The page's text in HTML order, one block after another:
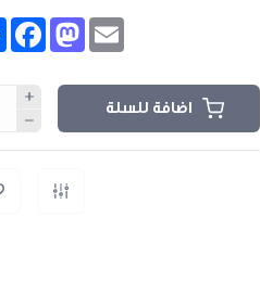
Share FacebookMastodon
اضافة للسلة